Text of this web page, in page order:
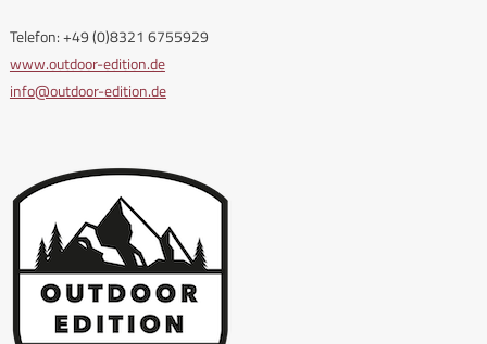
Telefon: +49 (0)8321 6755929
www.outdoor-edition.de
info@outdoor-edition.de